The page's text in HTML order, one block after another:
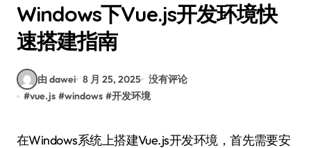
Windows下Vue.js开发环境快
速搭建指南
由 dawei 8 月 25, 2025 没有评论
#vue.js #windows #开发环境
在Windows系统上搭建Vue.js开发环境，首先需要安